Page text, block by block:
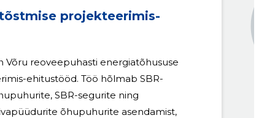
projekteerimis-
Võru reoveepuhasti energiatõhususe
ehitustööd. Töö hõlmab SBR-
SBR-segurite ning
õhupuhurite asendamist,